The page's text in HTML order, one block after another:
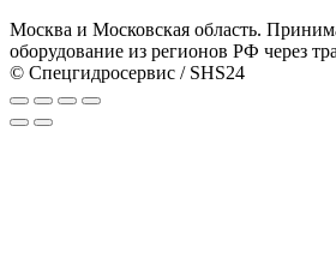
Москва и Московская область.
оборудование из регионов РФ через
© Спецгидросервис / SHS24